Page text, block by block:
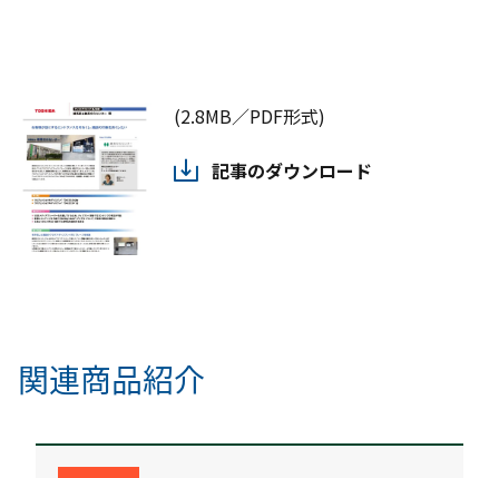
(2.8MB／PDF形式)
記事のダウンロード
関連商品紹介